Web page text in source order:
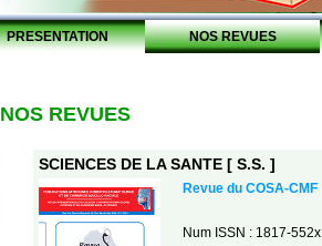
PRESENTATION NOS REVUES
NOS REVUES
SCIENCES DE LA SANTE [ S.S. ]
Revue du COSA-CMF
Num ISSN : 1817-552x